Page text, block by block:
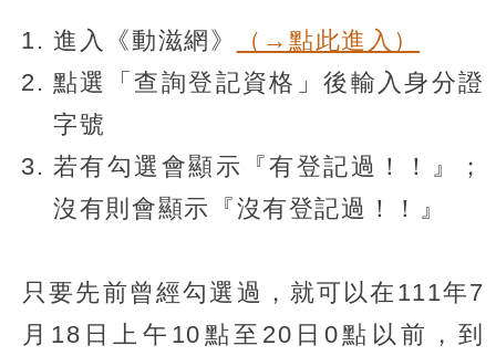
進入《動滋網》
（→點此進入）
點選「查詢登記資格」後輸入身分證
字號
若有勾選會顯示『有登記過！！』；
沒有則會顯示『沒有登記過！！』
只要先前曾經勾選過，就可以在111年7
月18日上午10點至20日0點以前，到